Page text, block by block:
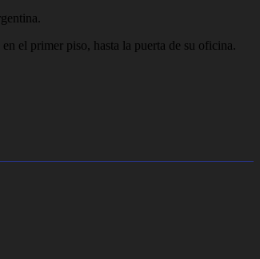
el primer piso, hasta la puerta de su oficina.